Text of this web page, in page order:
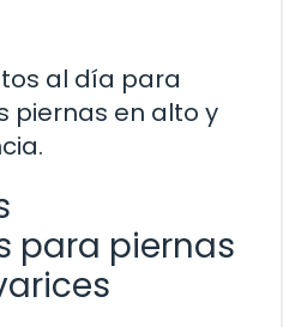
al día para
piernas en alto y
para piernas